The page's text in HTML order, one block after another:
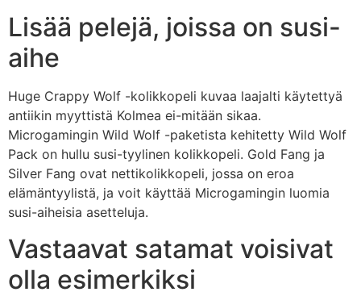
Lisää pelejä, joissa on susi-
aihe
Huge Crappy Wolf -kolikkopeli kuvaa laajalti käytettyä
antiikin myyttistä Kolmea ei-mitään sikaa.
Microgamingin Wild Wolf -paketista kehitetty Wild Wolf
Pack on hullu susi-tyylinen kolikkopeli. Gold Fang ja
Silver Fang ovat nettikolikkopeli, jossa on eroa
elämäntyylistä, ja voit käyttää Microgamingin luomia
susi-aiheisia asetteluja.
Vastaavat satamat voisivat
olla esimerkiksi